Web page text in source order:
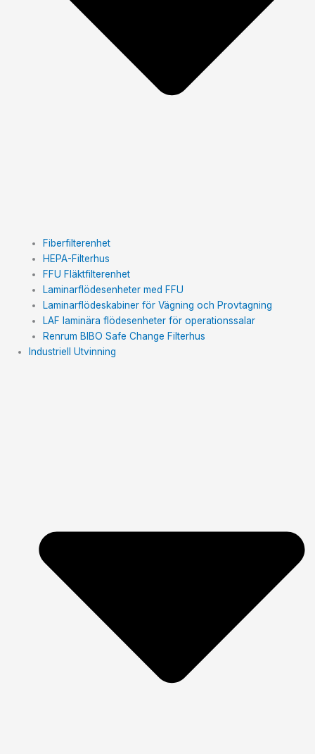
Fiberfilterenhet
HEPA-Filterhus​
FFU Fläktfilterenhet​
Laminarflödesenheter med FFU
Laminarflödeskabiner för Vägning och Provtagning
LAF laminära flödesenheter för operationssalar
Renrum BIBO Safe Change Filterhus
Industriell Utvinning